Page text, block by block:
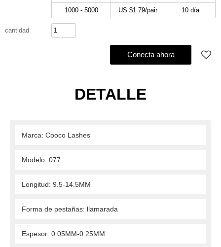
1000 - 5000 US $1.79/pair 10 día
cantidad
Conecta ahora
DETALLE
Marca: Cooco Lashes
Modelo: 077
Longitud: 9.5-14.5MM
Forma de pestañas: llamarada
Espesor: 0.05MM-0.25MM